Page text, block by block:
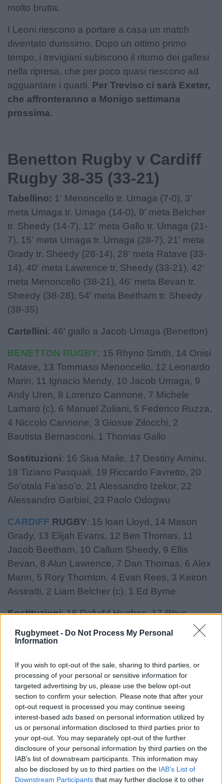
Rugbymeet - Do Not Process My Personal
Information
If you wish to opt-out of the sale, sharing to third parties, or
processing of your personal or sensitive information for
targeted advertising by us, please use the below opt-out
section to confirm your selection. Please note that after your
opt-out request is processed you may continue seeing
interest-based ads based on personal information utilized by
us or personal information disclosed to third parties prior to
your opt-out. You may separately opt-out of the further
disclosure of your personal information by third parties on the
IAB’s list of downstream participants. This information may
also be disclosed by us to third parties on the IAB’s List of
Downstream Participants that may further disclose it to other
molto brutta.
I Leoni riescono a portare a casa un match
diventato durissimo. Dopo un ottimo primo
tempo, i trevigiani subiscono il ritorno dei gallesi
nella ripresa, che per poco quasi riescono ad
agguantare i quarti. Per Treviso ci sarà Exeter,
che affronteranno a Monigo settimana
prossima.
Benetton Rugby v Cardiff
Rugby 38-35 (33-21)
Tabellino: 1' Menoncello tr. Umaga (7-0), 3'
meta Umaga tr. Umaga (14-0), 9' meta Belcher
tr. Sheedy (14-7), 12' meta Gallo tr. Umaga (21-
7), 15' meta Umaga tr. Umaga (28-7), 21' meta
Grady tr. Sheedy (28-14), 28' meta Ratave (33-
14), 40' meta Lawrence tr. Sheedy (33-21), 42'
meta Menoncello (38-21), 46' meta Bevan tr.
Sheedy (38-28), 54' meta Beetham tr. Sheedy
(38-35)
Cartellini: 46' giallo a Jacob Umaga (Benetton)
BENETTON RUGBY: 15 Rhyno Smith, 14 Onisi
Ratave, 13 Tommaso Menoncello, 12 Leonardo
Marin, 11 Ignacio Mendy, 10 Jacob Umaga, 9
Andy Uren, 8 Lorenzo Cannone, 7 Michele
Lamaro (c), 6 Manuel Zuliani, 5 Federico Ruzza,
4 Niccolo Cannone, 3 Giosue Zilocchi, 2
Bautista Bernasconi, 1 Thomas Gallo
Sostituzioni: 16 Siua Maile, 17 Destiny Aminu,
18 Tiziano Pasquali, 19 Riccardo Favretto, 20
So’otala Fa’aso’o, 21 Alessandro Izekor, 22
Alessandro Garbisi, 23 Paolo Odogwu
CARDIFF RUGBY: 15 Ioan Lloyd, 14 Mason
Grady, 13 Elijah Evans, 12 Ben Thomas, 11
Jacob Beetham, 10 Callum Sheedy, 9 Ellis
Bevan, 8 Alun Lawrence, 7 Dan Thomas, 6 Alex
Mann, 5 Rory Thornton, 4 Evan Rees, 3 Keiron
Assiratti, 2 Liam Belcher (c), 1 Ed Byrne
Sostituzioni: 16 Dafydd Hughes, 17 Rhys
Barratt, 18 Sam Wainwright, 19 Lucas de la Rua,
20 Evan Lloyd, 21 Ieuan Davies, 22 Rory
Video Highlights di
Benetton Rugby v Cardiff
Rugby 38-35